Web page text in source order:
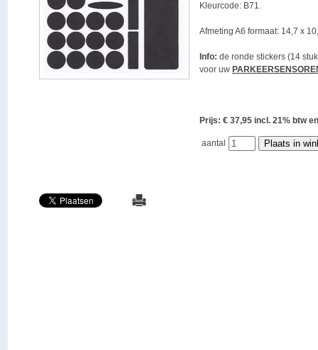
Kleurcode: B71.
Afmeting A6 formaat: 14,7 x
Info: de ronde stickers (14
voor uw
Prijs: € 37,95 incl. 21% btw
aantal